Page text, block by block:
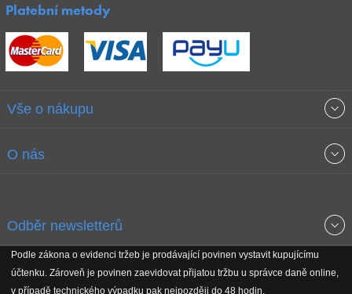
Platební metody
Vše o nákupu
Obchodní podmínky
Reklamační řád
O nás
Koho podporujeme
Odběr newsletterů
Získejte přehled o novinkách, slevách, akčním zboží a upozornění
na nové články v magazínu!
Podle zákona o evidenci tržeb je prodávající povinen vystavit kupujícímu
účtenku. Zároveň je povinen zaevidovat přijatou tržbu u správce daně online,
v případě technického výpadku pak nejpozději do 48 hodin.